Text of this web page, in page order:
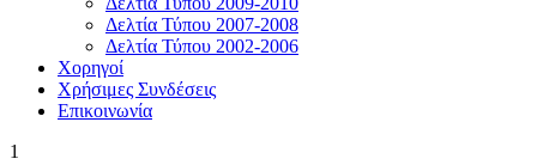
Δελτία Τύπου 2007-2008
Δελτία Τύπου 2002-2006
Χορηγοί
Χρήσιμες Συνδέσεις
Επικοινωνία
1